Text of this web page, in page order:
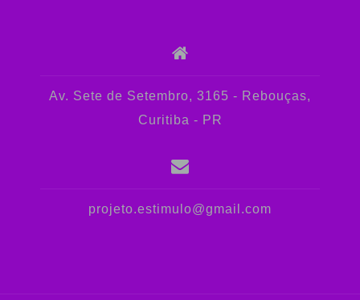
Av. Sete de Setembro, 3165 - Rebouças,
Curitiba - PR
projeto.estimulo@gmail.com